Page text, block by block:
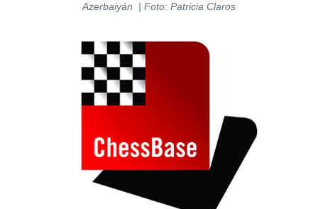
Azerbaiyán | Foto: Patricia Claros